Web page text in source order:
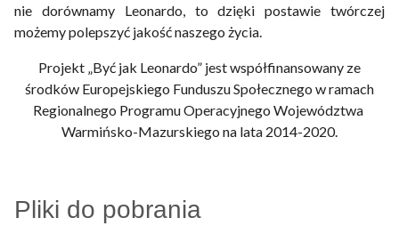
nie dorównamy Leonardo, to dzięki postawie twórczej
możemy polepszyć jakość naszego życia.
Projekt „Być jak Leonardo” jest współfinansowany ze
środków Europejskiego Funduszu Społecznego w ramach
Regionalnego Programu Operacyjnego Województwa
Warmińsko-Mazurskiego na lata 2014-2020.
Pliki do pobrania